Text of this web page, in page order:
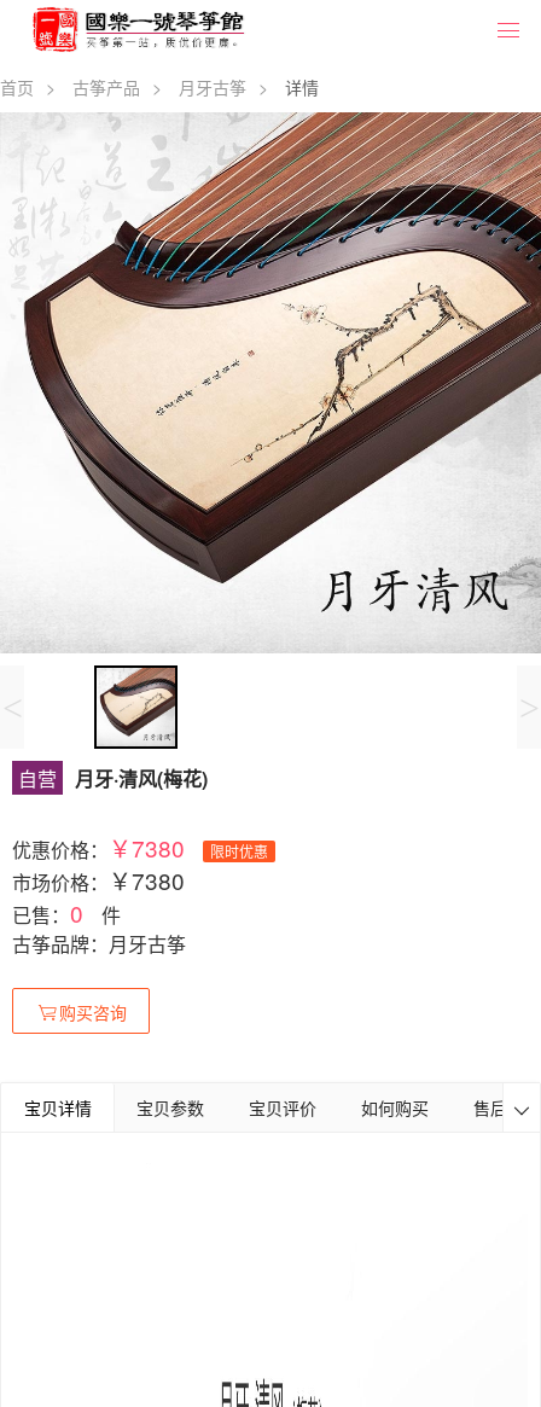
首页 > 古筝产品 > 月牙古筝 > 详情
< >
自营 月牙·清风(梅花)
优惠价格： ￥7380 限时优惠
市场价格： ￥7380
已售： 0
件
古筝品牌：月牙古筝
购买咨询
宝贝详情 宝贝参数 宝贝评价 如何购买 售后保障
